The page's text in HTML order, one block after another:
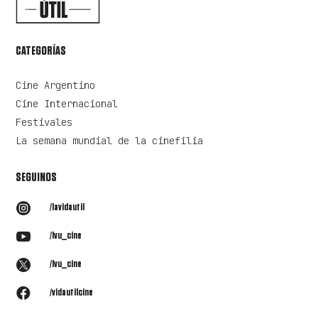
CATEGORÍAS
Cine Argentino
Cine Internacional
Festivales
La semana mundial de la cinefilia
SEGUINOS
 /lavidautil
 /lvu_cine
 /lvu_cine
 /vidautilcine